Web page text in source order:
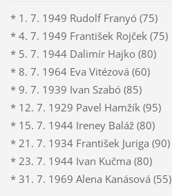
* 1. 7. 1949 Rudolf Franyó (75)
* 4. 7. 1949 František Rojček (75)
* 5. 7. 1944 Dalimír Hajko (80)
* 8. 7. 1964 Eva Vitézová (60)
* 9. 7. 1939 Ivan Szabó (85)
* 12. 7. 1929 Pavel Hamžík (95)
* 15. 7. 1944 Ireney Baláž (80)
* 21. 7. 1934 František Juriga (90)
* 23. 7. 1944 Ivan Kučma (80)
* 31. 7. 1969 Alena Kanásová (55)